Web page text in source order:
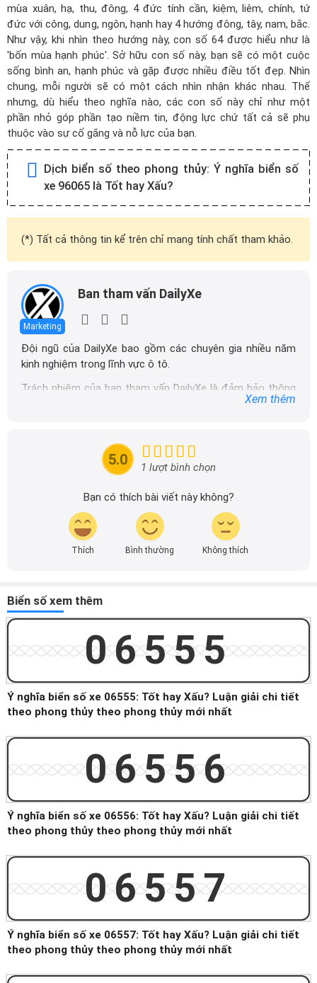
mùa xuân, hạ, thu, đông, 4 đức tính cần, kiệm, liêm, chính, tứ
đức với công, dung, ngôn, hạnh hay 4 hướng đông, tây, nam, bắc.
Như vậy, khi nhìn theo hướng này, con số 64 được hiểu như là
'bốn mùa hạnh phúc'. Sở hữu con số này, bạn sẽ có một cuộc
sống bình an, hạnh phúc và gặp được nhiều điều tốt đẹp. Nhìn
chung, mỗi người sẽ có một cách nhìn nhận khác nhau. Thế
nhưng, dù hiểu theo nghĩa nào, các con số này chỉ như một
phần nhỏ góp phần tạo niềm tin, động lực chứ tất cả sẽ phụ
thuộc vào sự cố gắng và nỗ lực của bạn.
Dịch biển số theo phong thủy: Ý nghĩa biển số
xe 96065 là Tốt hay Xấu?
(*) Tất cả thông tin kể trên chỉ mang tính chất tham khảo.
Marketing
Ban tham vấn DailyXe
Đội ngũ của DailyXe bao gồm các chuyên gia nhiều năm
kinh nghiệm trong lĩnh vực ô tô.
Trách nhiệm của ban tham vấn DailyXe là đảm bảo thông
tin chính xác được đăng tải trên dailyxe.com.vn, thường
tin nhanh chóng và dễ dàng hơn.
Xem thêm
5.0 1 lượt bình chọn
Bạn có thích bài viết này không?
Thích Bình thường Không thích
Biển số xem thêm
06555
Ý nghĩa biển số xe 06555: Tốt hay Xấu? Luận giải chi tiết
theo phong thủy theo phong thủy mới nhất
06556
Ý nghĩa biển số xe 06556: Tốt hay Xấu? Luận giải chi tiết
theo phong thủy theo phong thủy mới nhất
06557
Ý nghĩa biển số xe 06557: Tốt hay Xấu? Luận giải chi tiết
theo phong thủy theo phong thủy mới nhất